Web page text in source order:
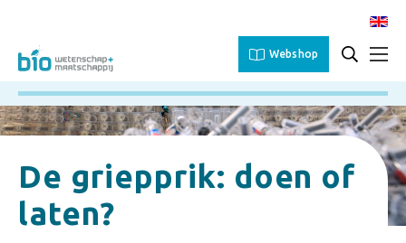
Webshop
De griepprik: doen of
laten?